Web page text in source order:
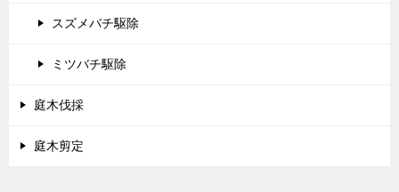
スズメバチ駆除
ミツバチ駆除
庭木伐採
庭木剪定